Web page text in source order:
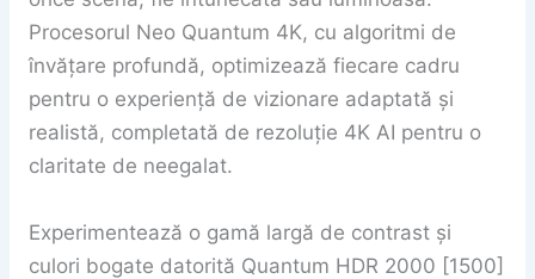
Procesorul Neo Quantum 4K, cu algoritmi de
învățare profundă, optimizează fiecare cadru
pentru o experiență de vizionare adaptată și
realistă, completată de rezoluție 4K AI pentru o
claritate de neegalat.
Experimentează o gamă largă de contrast și
culori bogate datorită Quantum HDR 2000 [1500]